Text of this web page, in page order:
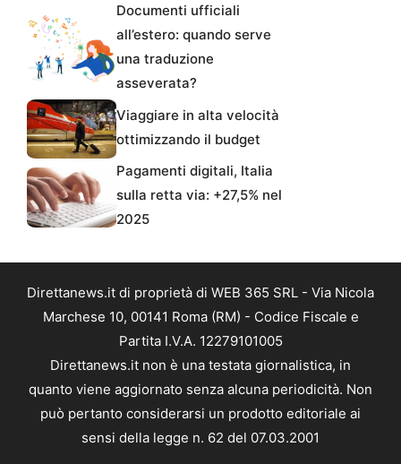
Documenti ufficiali
all’estero: quando serve
una traduzione
asseverata?
Viaggiare in alta velocità
ottimizzando il budget
Pagamenti digitali, Italia
sulla retta via: +27,5% nel
2025
Direttanews.it di proprietà di WEB 365 SRL - Via Nicola
Marchese 10, 00141 Roma (RM) - Codice Fiscale e
Partita I.V.A. 12279101005
Direttanews.it non è una testata giornalistica, in
quanto viene aggiornato senza alcuna periodicità. Non
può pertanto considerarsi un prodotto editoriale ai
sensi della legge n. 62 del 07.03.2001